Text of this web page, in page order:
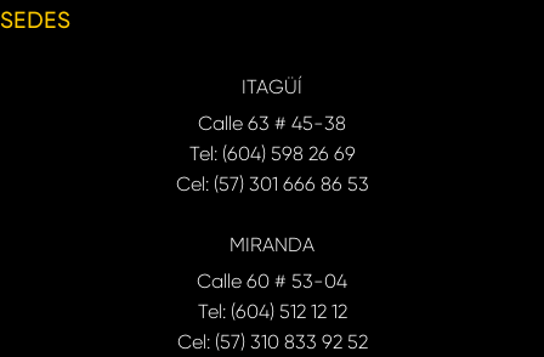
SEDES
ITAGÜÍ
Calle 63 # 45-38
Tel: (604) 598 26 69
Cel: (57) 301 666 86 53
MIRANDA
Calle 60 # 53-04
Tel: (604) 512 12 12
Cel: (57) 310 833 92 52